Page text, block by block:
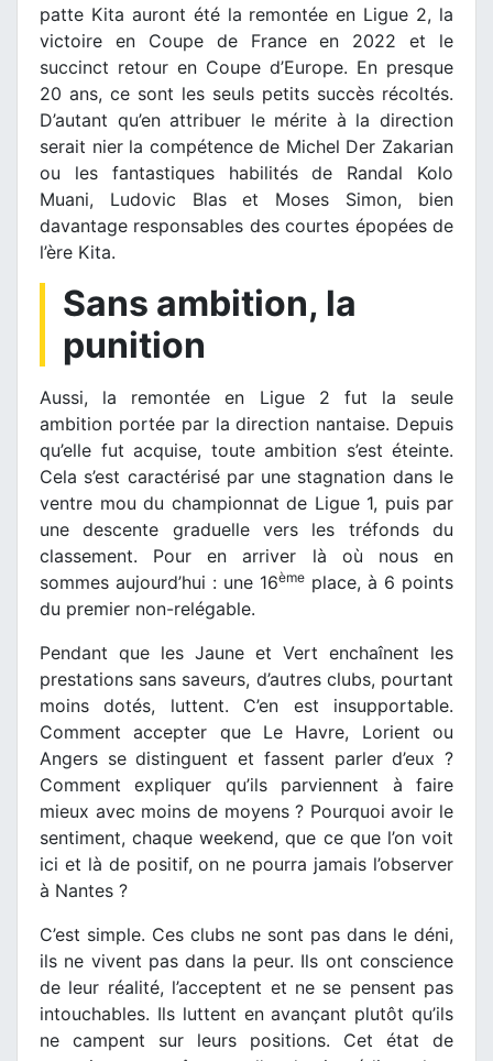
patte Kita auront été la remontée en Ligue 2, la
victoire en Coupe de France en 2022 et le
succinct retour en Coupe d’Europe. En presque
20 ans, ce sont les seuls petits succès récoltés.
D’autant qu’en attribuer le mérite à la direction
serait nier la compétence de Michel Der Zakarian
ou les fantastiques habilités de Randal Kolo
Muani, Ludovic Blas et Moses Simon, bien
davantage responsables des courtes épopées de
l’ère Kita.
Sans ambition, la
punition
Aussi, la remontée en Ligue 2 fut la seule
ambition portée par la direction nantaise. Depuis
qu’elle fut acquise, toute ambition s’est éteinte.
Cela s’est caractérisé par une stagnation dans le
ventre mou du championnat de Ligue 1, puis par
une descente graduelle vers les tréfonds du
classement. Pour en arriver là où nous en
sommes aujourd’hui : une 16ème place, à 6 points
du premier non-relégable.
Pendant que les Jaune et Vert enchaînent les
prestations sans saveurs, d’autres clubs, pourtant
moins dotés, luttent. C’en est insupportable.
Comment accepter que Le Havre, Lorient ou
Angers se distinguent et fassent parler d’eux ?
Comment expliquer qu’ils parviennent à faire
mieux avec moins de moyens ? Pourquoi avoir le
sentiment, chaque weekend, que ce que l’on voit
ici et là de positif, on ne pourra jamais l’observer
à Nantes ?
C’est simple. Ces clubs ne sont pas dans le déni,
ils ne vivent pas dans la peur. Ils ont conscience
de leur réalité, l’acceptent et ne se pensent pas
intouchables. Ils luttent en avançant plutôt qu’ils
ne campent sur leurs positions. Cet état de